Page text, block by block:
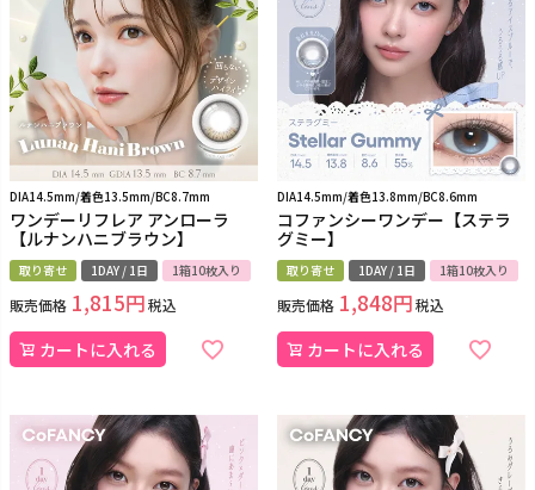
DIA14.5mm/着色13.5mm/BC8.7mm
ワンデーリフレア アンローラ
【ルナンハニブラウン】
取り寄せ 1DAY / 1日 1箱10枚入り
販売価格 1,815 税込
カートに入れる
DIA14.5mm/着色13.8mm/BC8.6mm
コファンシーワンデー【ステラ
グミー】
取り寄せ 1DAY / 1日 1箱10枚入り
販売価格 1,848 税込
カートに入れる